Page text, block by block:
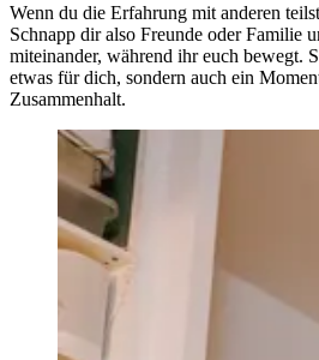
Wenn du die Erfahrung mit anderen
Schnapp dir also Freunde oder Familie
miteinander, während ihr euch bewegt.
etwas für dich, sondern auch ein
Zusammenhalt.